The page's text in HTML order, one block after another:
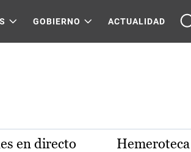
GOBIERNO ACTUALIDAD
en directo Hemeroteca